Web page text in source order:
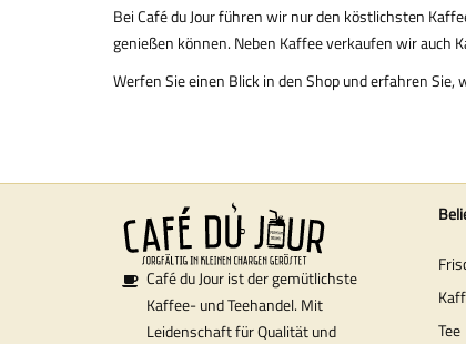
Bei Café du Jour führen wir nur den köstlichsten
genießen können. Neben Kaffee verkaufen wir auch
Werfen Sie einen Blick in den Shop und erfahren
Café du Jour ist der gemütlichste
Kaffee- und Teehandel. Mit
Leidenschaft für Qualität und
Tee